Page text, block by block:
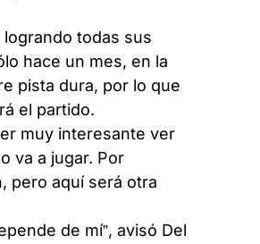
todas sus
hace un mes, en la
pista dura, por lo que
el partido.
muy interesante ver
va a jugar. Por
pero aquí será otra
de mí”, avisó Del